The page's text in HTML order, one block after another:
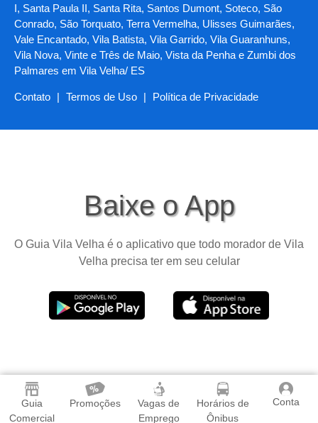
Guia
Comercial
Promoções
Vagas de
Emprego
Horários de
Ônibus
Conta
I, Santa Paula II, Santa Rita, Santos Dumont, Soteco, São
Conrado, São Torquato, Terra Vermelha, Ulisses Guimarães,
Vale Encantado, Vila Batista, Vila Garrido, Vila Guaranhuns,
Vila Nova, Vinte e Três de Maio, Vista da Penha e Zumbi dos
Palmares em Vila Velha/ ES
Contato | Termos de Uso | Política de Privacidade
Baixe o App
O Guia Vila Velha é o aplicativo que todo morador de Vila
Velha precisa ter em seu celular